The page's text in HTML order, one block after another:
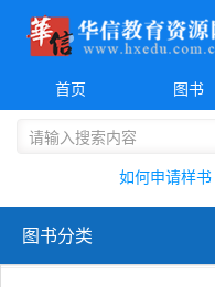
首页
图书
如何申请样书
图书分类